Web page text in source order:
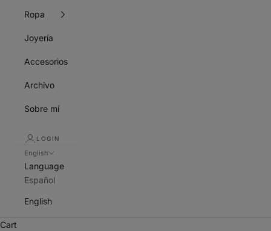
Ropa
Joyería
Accesorios
Archivo
Sobre mí
LOGIN
English
Language
Español
English
Cart